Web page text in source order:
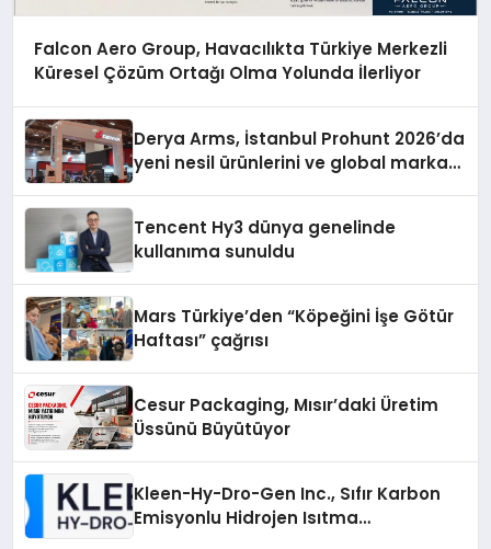
Falcon Aero Group, Havacılıkta Türkiye Merkezli
Küresel Çözüm Ortağı Olma Yolunda İlerliyor
Derya Arms, İstanbul Prohunt 2026’da
yeni nesil ürünlerini ve global marka
Tencent Hy3 dünya genelinde
kullanıma sunuldu
Mars Türkiye’den “Köpeğini İşe Götür
Haftası” çağrısı
Cesur Packaging, Mısır’daki Üretim
Üssünü Büyütüyor
Kleen-Hy-Dro-Gen Inc., Sıfır Karbon
Emisyonlu Hidrojen Isıtma